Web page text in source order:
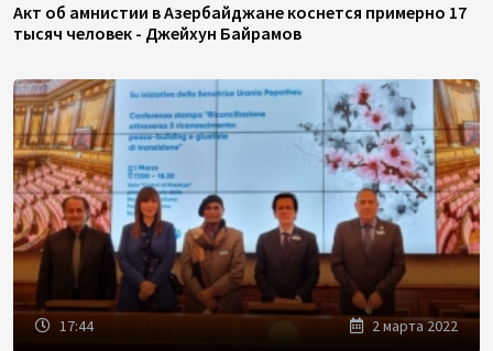
Акт об амнистии в Азербайджане коснется примерно 17
тысяч человек - Джейхун Байрамов
17:44 2 марта 2022